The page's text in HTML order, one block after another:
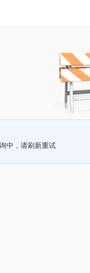
中，请刷新重试